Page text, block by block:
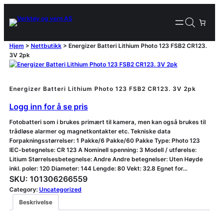
Hjem > Nettbutikk> Energizer Batteri Lithium Photo 123 FSB2 CR123.
3V 2pk
Energizer Batteri Lithium Photo 123 FSB2 CR123. 3V 2pk
Logg inn for å se pris
Fotobatteri som i brukes primært til kamera, men kan også brukes til
trådløse alarmer og magnetkontakter etc. Tekniske data
Forpakningsstørrelser: 1 Pakke/6 Pakke/60 Pakke Type: Photo 123
IEC-betegnelse: CR 123 A Nominell spenning: 3 Modell / utførelse:
Litium Størrelsesbetegnelse: Andre Andre betegnelser: Uten Høyde
inkl. poler: 120 Diameter: 144 Lengde: 80 Vekt: 32.8 Egnet for…
SKU: 101306266559
Category: Uncategorized
Beskrivelse